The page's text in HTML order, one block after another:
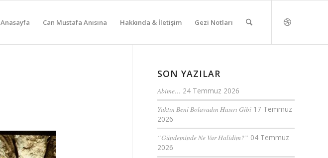
Anasayfa Can Mustafa Anısına Hakkında & İletişim Gezi Notları
SON YAZILAR
Abime… 24 Temmuz 2026
Yaktın Beni Bolavadın Hasırı Gibi 17 Temmuz
2026
“Gündeminde Ne Var Halidim?” 04 Temmuz
2026